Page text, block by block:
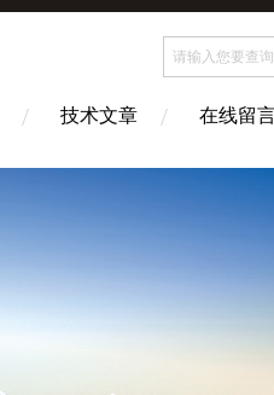
技术文章 在线留